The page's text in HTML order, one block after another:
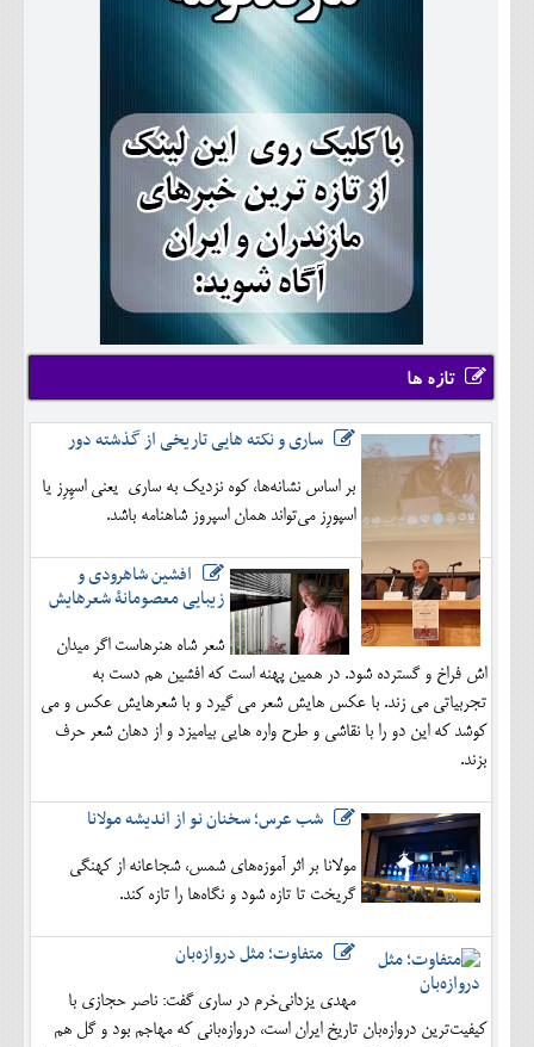
تازه ها
ساری و نکته هایی تاریخی از گذشته دور
بر اساس نشانه‌ها، کوه نزدیک به ساری یعنی اسپِرِز یا
اسپورِز می‌تواند همان اسپروز شاهنامه باشد.
افشین شاهرودی و
زیبایی معصومانۀ شعرهایش
شعر شاه هنرهاست اگر میدان
اش فراخ و گسترده شود. در همین پهنه است که افشین هم دست به
تجربیاتی می زند. با عکس هایش شعر می گیرد و با شعرهایش عکس و می
کوشد که این دو را با نقاشی و طرح واره هایی بیامیزد و از دهان شعر حرف
بزند.
شب عرس؛ سخنان نو از اندیشه مولانا
مولانا بر اثر آموزه‌های شمس، شجاعانه از کهنگی
گریخت تا تازه شود و نگاه‌ها را تازه کند.
متفاوت؛ مثل دروازه‌بان
مهدی یزدانی‌خرم در ساری گفت: ناصر حجازی با
کیفیت‌ترین دروازه‌بان تاریخ ایران است، دروازه‌بانی که مهاجم بود و گل هم